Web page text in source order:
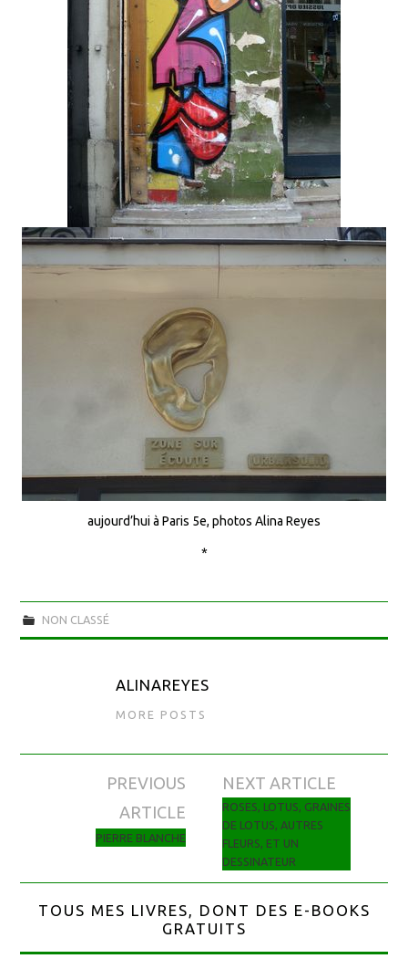
aujourd’hui à Paris 5e, photos Alina Reyes
*
NON CLASSÉ
ALINAREYES
MORE POSTS
Navigation des articles
PREVIOUS
ARTICLE
PIERRE BLANCHE
NEXT ARTICLE
ROSES, LOTUS, GRAINES
DE LOTUS, AUTRES
FLEURS, ET UN
DESSINATEUR
TOUS MES LIVRES, DONT DES E-BOOKS
GRATUITS